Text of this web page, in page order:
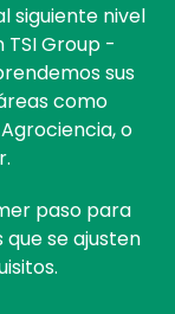
siguiente nivel
Group -
sus
como
o
paso para
se ajusten